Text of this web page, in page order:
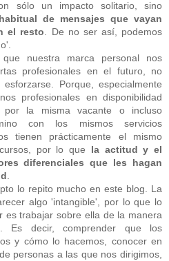
sólo un impacto solitario, sino
de mensajes que vayan
el resto . De no ser así, podemos
que nuestra marca personal nos
profesionales en el futuro, no
Porque, especialmente
profesionales en disponibilidad
por la misma vacante o incluso
con los mismos servicios
tienen prácticamente el mismo
por lo que la actitud y el
diferenciales que les hagan
lo repito mucho en este blog. La
algo 'intangible', por lo que lo
es trabajar sobre ella de la manera
Es decir, comprender que los
y cómo lo hacemos, conocer en
personas a las que nos dirigimos,